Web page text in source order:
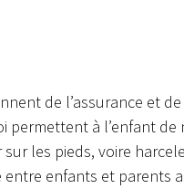
de l’assurance et
permettent à l’enfant de
sur les pieds, voire
entre enfants et parents